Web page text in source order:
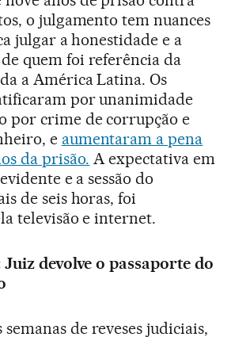
o julgamento tem nuances
julgar a honestidade e a
quem foi referência da
a América Latina. Os
por unanimidade
por crime de corrupção e
e aumentaram a pena
da prisão. A expectativa em
e a sessão do
de seis horas, foi
televisão e internet.
devolve o passaporte do
de reveses judiciais,